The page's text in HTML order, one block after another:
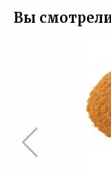
Вы